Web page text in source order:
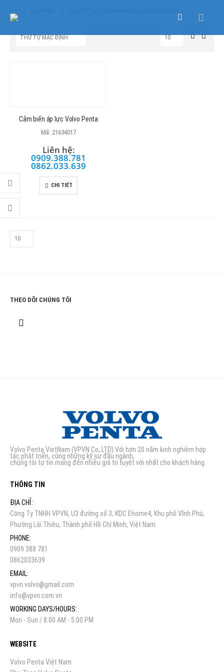
Cảm biến áp lực Volvo Penta
Mã: 21634017
Liên hệ:
0909.388.781
0862.033.639
CHI TIẾT
THEO DÕI CHÚNG TÔI
Volvo Penta VietNam (VPVN Co,.LTD).Với hơn 20 năm kinh nghiệm hợp
tác phát triển, cùng những kỹ sư đầu ngành,
chúng tôi tự tin mang đến nhiều giá trị tuyệt vời nhất cho khách hàng.
THÔNG TIN
ĐỊA CHỈ:
Công Ty TNHH VPVN, U3 đường số 3, KDC Ehome4, Khu phố Vĩnh Phú,
Phường Lái Thiêu, Thành phố Hồ Chí Minh, Việt Nam.
PHONE:
0909 388 781
0862033639
EMAIL:
vpvn.volvo@gmail.com
info@vpvn.com.vn
WORKING DAYS/HOURS:
Mon - Sun / 8:00 AM - 5:00 PM
WEBSITE
Volvo Penta Việt Nam